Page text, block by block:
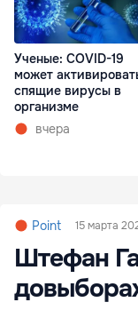
Ученые: COVID-19
может
спящие вирусы в
организме
вчера
Point 15 марта
Штефан